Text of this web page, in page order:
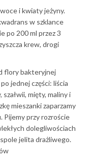
i kwiaty jeżyny.
w szklance
po 200 ml przez 3
krew, drogi
flory bakteryjnej
jednej części: liścia
mięty, maliny i
mieszanki zaparzamy
Pijemy przy rozroście
dolegliwościach
jelita drażliwego.